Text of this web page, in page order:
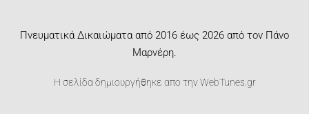
Πνευματικά Δικαιώματα από 2016 έως 2026 από τον Πάνο
Μαρνέρη.
Η σελίδα δημιουργήθηκε απο τηνWebTunes.gr